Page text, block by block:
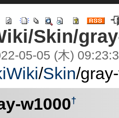
Skin/
05-05 (木)
/Skin/
w1000†